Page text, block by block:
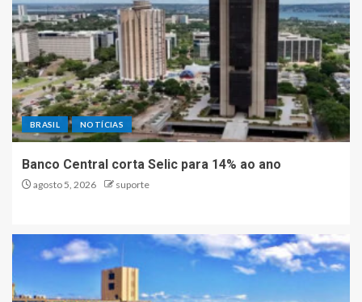
BRASIL NOTÍCIAS
Banco Central corta Selic para 14% ao ano
agosto 5, 2026 suporte